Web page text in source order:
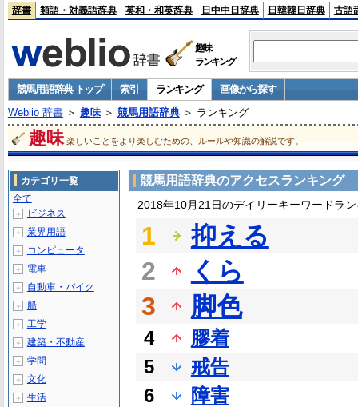
辞書 類語・対義語辞典 英和・和英辞典 日中中日辞典 日韓韓日辞典 古語
趣味
ランキング
競馬用語辞典 トップ 索引 ランキング
画像から探す
Weblio 辞書＞ 趣味＞ 競馬用語辞典＞ ランキング
趣味 楽しいことをより楽しむための、ルールや知識の解説です。
競馬用語辞典のアクセスランキング
2018年10月21日のデイリーキーワードラ
1
抑える
2
くら
3
脚色
4
膠着
5
戒告
6
障害
カテゴリ一覧
全て
＋ ビジネス
＋ 業界用語
＋ コンピュータ
＋ 電車
＋ 自動車・バイク
＋ 船
＋ 工学
＋ 建築・不動産
＋ 学問
＋ 文化
＋ 生活